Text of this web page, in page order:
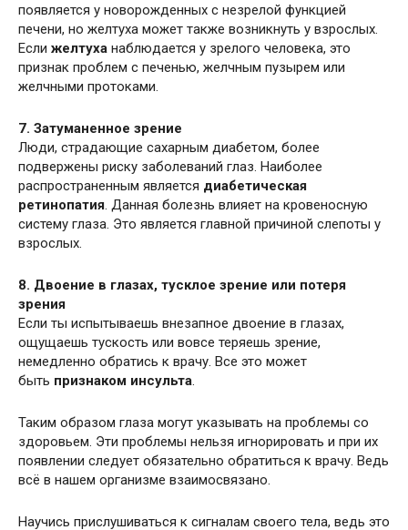
появляется у новорожденных с незрелой функцией
печени, но желтуха может также возникнуть у взрослых.
Если желтуха наблюдается у зрелого человека, это
признак проблем с печенью, желчным пузырем или
желчными протоками.
7. Затуманенное зрение
Люди, страдающие сахарным диабетом, более
подвержены риску заболеваний глаз. Наиболее
распространенным является диабетическая
ретинопатия. Данная болезнь влияет на кровеносную
систему глаза. Это является главной причиной слепоты у
взрослых.
8. Двоение в глазах, тусклое зрение или потеря
зрения
Если ты испытываешь внезапное двоение в глазах,
ощущаешь тускость или вовсе теряешь зрение,
немедленно обратись к врачу. Все это может
быть признаком инсульта.
Таким образом глаза могут указывать на проблемы со
здоровьем. Эти проблемы нельзя игнорировать и при их
появлении следует обязательно обратиться к врачу. Ведь
всё в нашем организме взаимосвязано.
Научись прислушиваться к сигналам своего тела, ведь это